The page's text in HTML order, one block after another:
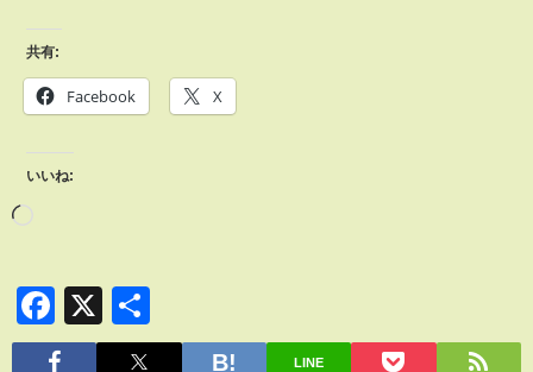
共有:
Facebook X
いいね:
Facebook
X
有
LINE